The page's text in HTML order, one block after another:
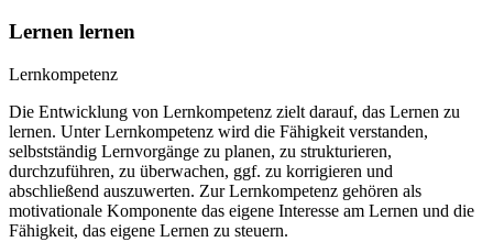
Lernen lernen
Lernkompetenz
Die Entwicklung von Lernkompetenz zielt darauf, das Lernen zu
lernen. Unter Lernkompetenz wird die Fähigkeit verstanden,
selbstständig Lernvorgänge zu planen, zu strukturieren,
durchzuführen, zu überwachen, ggf. zu korrigieren und
abschließend auszuwerten. Zur Lernkompetenz gehören als
motivationale Komponente das eigene Interesse am Lernen und die
Fähigkeit, das eigene Lernen zu steuern.